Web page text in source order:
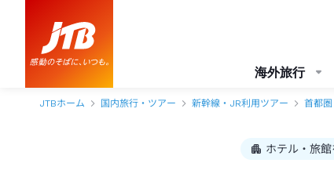
海外旅行
JTBホーム 国内旅行・ツアー 新幹線・JR利用ツアー 首都圏
ホテル・旅館